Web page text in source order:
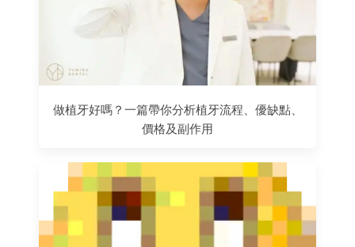
做植牙好嗎？一篇帶你分析植牙流程、優缺點、
價格及副作用